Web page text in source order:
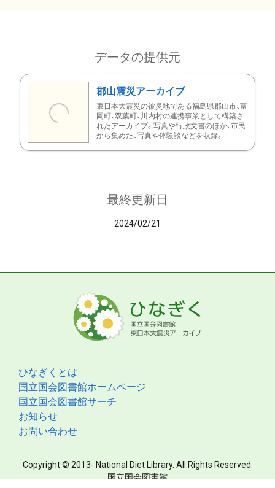
データの提供元
郡山震災アーカイブ
東日本大震災の被災地である福島県郡山市、富
岡町、双葉町、川内村の連携事業として構築さ
れたアーカイブ。写真や行政文書のほか、市民
から集めた、写真や体験談などを収録。
最終更新日
2024/02/21
ひなぎくとは
国立国会図書館ホームページ
国立国会図書館サーチ
お知らせ
お問い合わせ
Copyright © 2013- National Diet Library. All Rights Reserved.